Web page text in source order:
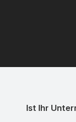
Ist Ihr